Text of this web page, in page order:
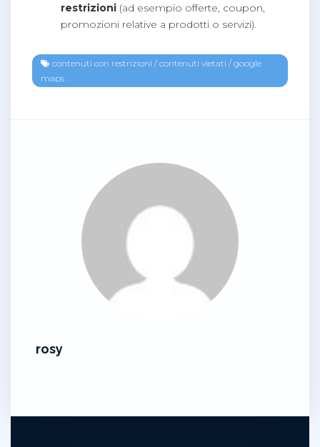
restrizioni (ad esempio offerte, coupon,
promozioni relative a prodotti o servizi).
contenuti con restrizioni / contenuti vietati / google
maps
rosy